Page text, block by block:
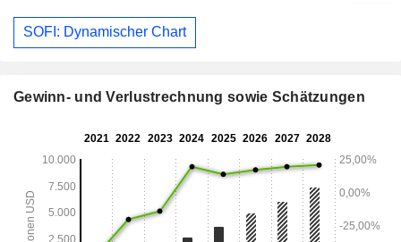
SOFI: Dynamischer Chart
Gewinn- und Verlustrechnung sowie Schätzungen